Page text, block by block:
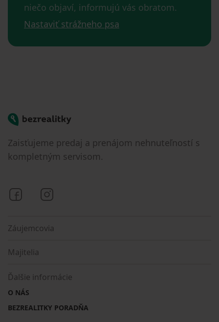
niečo objaví, informujú vás obratom.
Nastaviť strážneho psa
Bezrealitky
Zaisťujeme predaj a prenájom nehnuteľností s
kompletným servisom.
Bezrealitky na Facebooku
Záujemcovia
Majitelia
Ďalšie informácie
O NÁS
BEZREALITKY PORADŇA